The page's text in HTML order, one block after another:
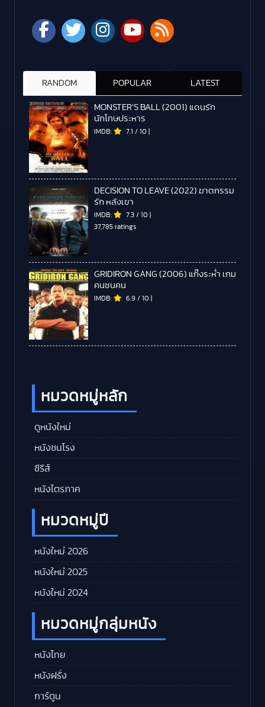
RANDOM POPULAR LATEST
MONSTER’S BALL (2001) แดนรัก
นักโทษประหาร
IMDB: 7.1 / 10
DECISION TO LEAVE (2022) ฆาตกรรม
รัก หลังเขา
IMDB: 7.3 / 10
37,785 ratings
GRIDIRON GANG (2006) แก๊งระห่ำ เกม
คนชนคน
IMDB: 6.9 / 10
หมวดหมู่หลัก
ดูหนังใหม่
หนังชนโรง
ซีรีส์
หนังไตรภาค
หมวดหมู่ปี
หนังใหม่ 2026
หนังใหม่ 2025
หนังใหม่ 2024
หมวดหมู่กลุ่มหนัง
หนังไทย
หนังฝรั่ง
การ์ตูน